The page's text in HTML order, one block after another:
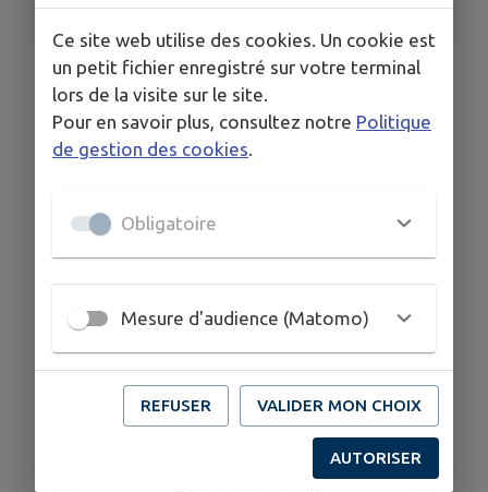
INFORMATIONS PRATIQUES
LIEU
Médiathèque
DATES
Du mar. 5 mai au sam. 4 juil.
Me : 9h-12h / 14h-18h
GRATUIT
Médiathèque intercommunale de Clairvaux-les-Lacs
Ce site web utilise des cookies. Un cookie est
un petit fichier enregistré sur votre terminal
lors de la visite sur le site.
Pour en savoir plus, consultez notre Politique
de gestion des cookies
Obligatoire
Mesure d'audience (Matomo)
REFUSER VALIDER MON CHOIX
AUTORISER